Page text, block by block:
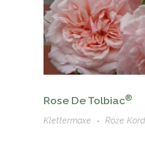
Rose De Tolbiac®
Klettermaxe Róże